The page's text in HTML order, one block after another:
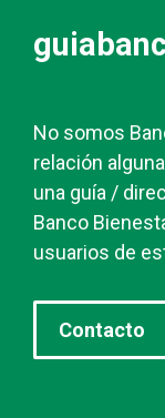
No somos
relación
una guía /
Banco
usuarios de
Contacto